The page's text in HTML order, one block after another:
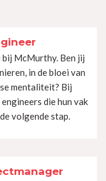
bij McMurthy. Ben jij
in de bloei van
mentaliteit? Bij
die hun vak
volgende stap.